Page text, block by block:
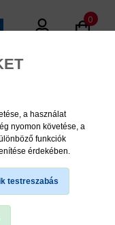
a használat
nyomon követése, a
funkciók
érdekében.
testreszabás
0
MENU